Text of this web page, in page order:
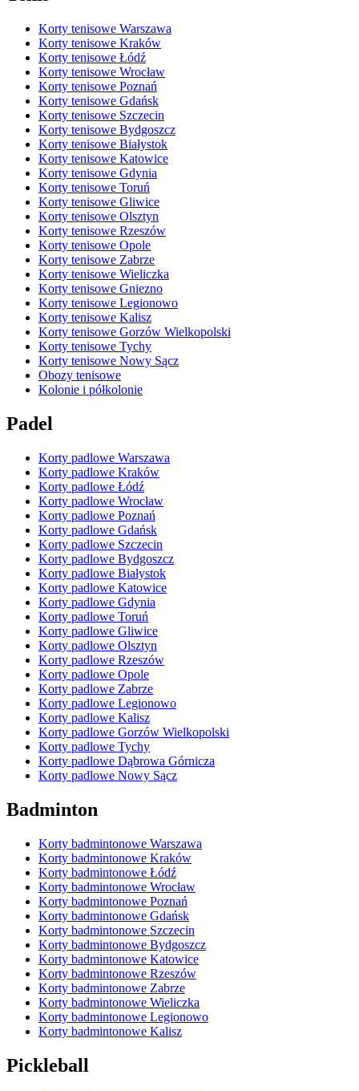
Korty tenisowe Warszawa
Korty tenisowe Kraków
Korty tenisowe Łódź
Korty tenisowe Wrocław
Korty tenisowe Poznań
Korty tenisowe Gdańsk
Korty tenisowe Szczecin
Korty tenisowe Bydgoszcz
Korty tenisowe Białystok
Korty tenisowe Katowice
Korty tenisowe Gdynia
Korty tenisowe Toruń
Korty tenisowe Gliwice
Korty tenisowe Olsztyn
Korty tenisowe Rzeszów
Korty tenisowe Opole
Korty tenisowe Zabrze
Korty tenisowe Wieliczka
Korty tenisowe Gniezno
Korty tenisowe Legionowo
Korty tenisowe Kalisz
Korty tenisowe Gorzów Wielkopolski
Korty tenisowe Tychy
Korty tenisowe Nowy Sącz
Obozy tenisowe
Kolonie i półkolonie
Padel
Korty padlowe Warszawa
Korty padlowe Kraków
Korty padlowe Łódź
Korty padlowe Wrocław
Korty padlowe Poznań
Korty padlowe Gdańsk
Korty padlowe Szczecin
Korty padlowe Bydgoszcz
Korty padlowe Białystok
Korty padlowe Katowice
Korty padlowe Gdynia
Korty padlowe Toruń
Korty padlowe Gliwice
Korty padlowe Olsztyn
Korty padlowe Rzeszów
Korty padlowe Opole
Korty padlowe Zabrze
Korty padlowe Legionowo
Korty padlowe Kalisz
Korty padlowe Gorzów Wielkopolski
Korty padlowe Tychy
Korty padlowe Dąbrowa Górnicza
Korty padlowe Nowy Sącz
Badminton
Korty badmintonowe Warszawa
Korty badmintonowe Kraków
Korty badmintonowe Łódź
Korty badmintonowe Wrocław
Korty badmintonowe Poznań
Korty badmintonowe Gdańsk
Korty badmintonowe Szczecin
Korty badmintonowe Bydgoszcz
Korty badmintonowe Katowice
Korty badmintonowe Rzeszów
Korty badmintonowe Zabrze
Korty badmintonowe Wieliczka
Korty badmintonowe Legionowo
Korty badmintonowe Kalisz
Pickleball